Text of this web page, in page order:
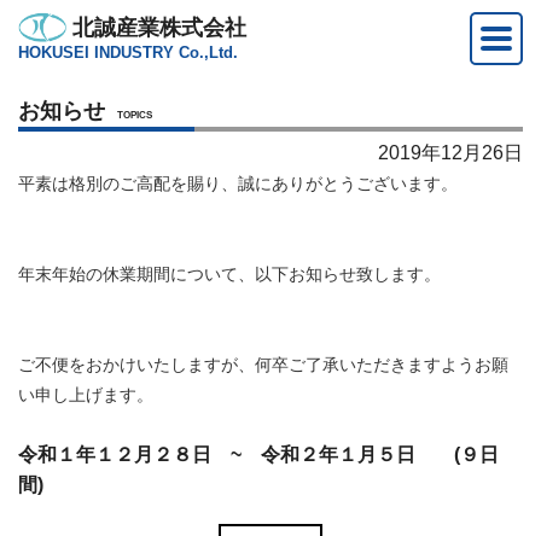
北誠産業株式会社
HOKUSEI INDUSTRY Co.,Ltd.
お知らせ TOPICS
2019年12月26日
平素は格別のご高配を賜り、誠にありがとうございます。
年末年始の休業期間について、以下お知らせ致します。
ご不便をおかけいたしますが、何卒ご了承いただきますようお願
い申し上げます。
令和１年１２月２８日 ~ 令和２年１月５日 (９日
間)